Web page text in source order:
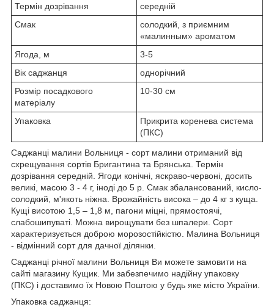
Термін дозрівання
середній
Смак
солодкий, з приємним
«малинным» ароматом
Ягода, м
3-5
Вік саджанця
однорічний
Розмір посадкового
матеріалу
10-30 см
Упаковка
Прикрита коренева система
(ПКС)
Саджанці малини Вольниця - сорт малини отриманий від
схрещування сортів Бригантина та Брянська. Термін
дозрівання середній. Ягоди конічні, яскраво-червоні, досить
великі, масою 3 - 4 г, іноді до 5 р. Смак збалансований, кисло-
солодкий, м'якоть ніжна. Врожайність висока – до 4 кг з куща.
Кущі висотою 1,5 – 1,8 м, пагони міцні, прямостоячі,
слабошипуваті. Можна вирощувати без шпалери. Сорт
характеризується доброю морозостійкістю. Малина Вольниця
- відмінний сорт для дачної ділянки.
Саджанці річної малини Вольниця Ви можете замовити на
сайті магазину Кущик. Ми забезпечимо надійну упаковку
(ПКС) і доставимо їх Новою Поштою у будь яке місто України.
Упаковка саджанця: